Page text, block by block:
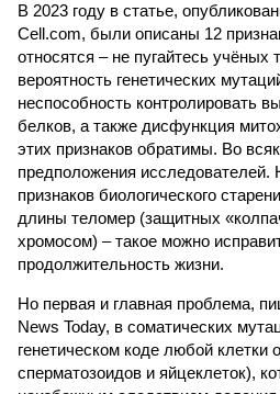
В 2023 году в статье,
Cell.com, были описаны 12
относятся – не пугайтесь
вероятность генетических
неспособность контролировать
белков, а также дисфункция
этих признаков обратимы. Во
предположения исследователей.
признаков биологического
длины теломер (защитных
хромосом) – такое можно
продолжительность жизни.
Но первая и главная проблема,
News Today, в соматических
генетическом коде любой клетки
сперматозоидов и яйцеклеток),